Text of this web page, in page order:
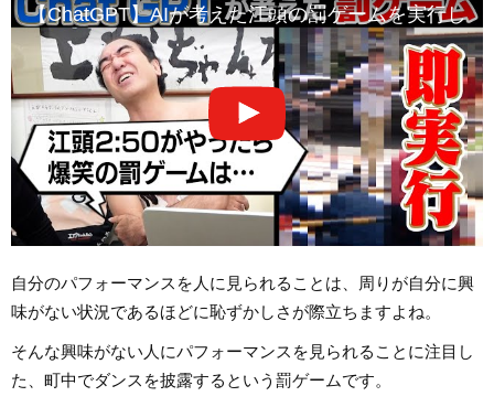
【ChatGPT】AIが考えた江頭の罰ゲームを実行し
自分のパフォーマンスを人に見られることは、周りが自分に興
味がない状況であるほどに恥ずかしさが際立ちますよね。
そんな興味がない人にパフォーマンスを見られることに注目し
た、町中でダンスを披露するという罰ゲームです。